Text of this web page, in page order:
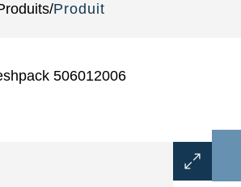
Produit
506012006
Ouvrir
la